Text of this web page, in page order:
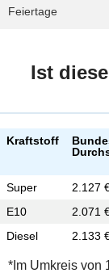
Feiertage
Ist
Kraftstoff
Super
2.127
E10
2.071
Diesel
2.133
*Im Umkreis von